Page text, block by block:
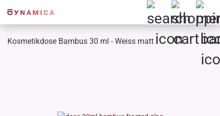
Kosmetikdose Bambus 30 ml - Weiss matt